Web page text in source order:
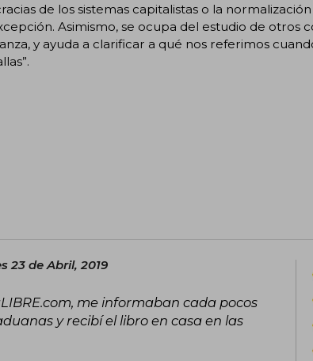
de los sistemas capitalistas o la
Asimismo, se ocupa del estudio de
y ayuda a clarificar a qué nos referimos
23 de Abril, 2019
me informaban cada pocos
y recibí el libro en casa en las